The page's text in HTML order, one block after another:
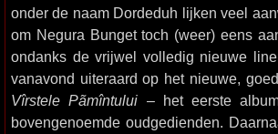
onder de naam Dordeduh lijken veel
om Negura Bunget toch (weer) eens
ondanks de vrijwel volledig nieuwe
vanavond uiteraard op het nieuwe,
Vîrstele Pãmîntului – het eerste
bovengenoemde oudgedienden.